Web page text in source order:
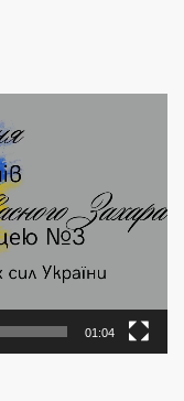
01:04